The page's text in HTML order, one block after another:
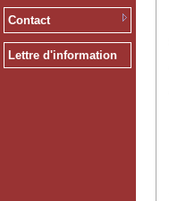
Contact
Lettre d'information